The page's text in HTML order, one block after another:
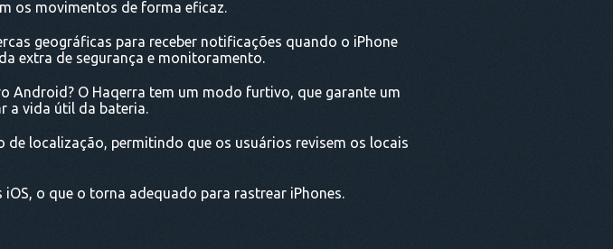
os movimentos de forma eficaz.
geográficas para receber notificações quando o iPhone
extra de segurança e monitoramento.
Android? O Haqerra tem um modo furtivo, que garante um
a vida útil da bateria.
de localização, permitindo que os usuários revisem os locais
o que o torna adequado para rastrear iPhones.